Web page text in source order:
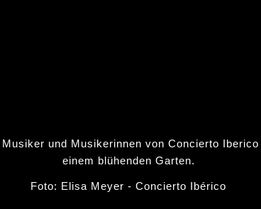
Foto: Elisa Meyer - Concierto Ibérico